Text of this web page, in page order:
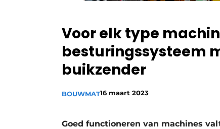
Voor elk type
besturingssysteem
buikzender
BOUWMAT16 maart 2023
Goed functioneren van machines